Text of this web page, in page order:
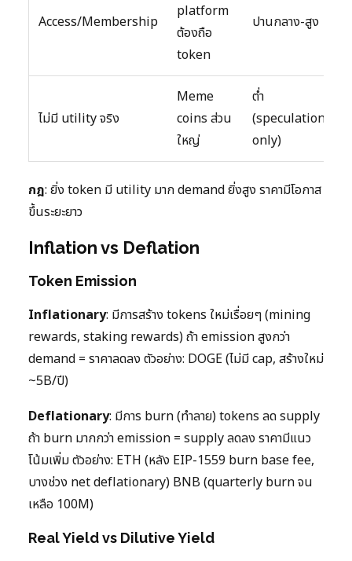
Access/Membership
platform
ต้องถือ
token
ปานกลาง-สูง
ไม่มี utility จริง
Meme
coins ส่วน
ใหญ่
ต่ำ
(speculation
only)
กฎ: ยิ่ง token มี utility มาก demand ยิ่งสูง ราคามีโอกาส
ขึ้นระยะยาว
Inflation vs Deflation
Token Emission
Inflationary: มีการสร้าง tokens ใหม่เรื่อยๆ (mining
rewards, staking rewards) ถ้า emission สูงกว่า
demand = ราคาลดลง ตัวอย่าง: DOGE (ไม่มี cap, สร้างใหม่
~5B/ปี)
Deflationary: มีการ burn (ทำลาย) tokens ลด supply
ถ้า burn มากกว่า emission = supply ลดลง ราคามีแนว
โน้มเพิ่ม ตัวอย่าง: ETH (หลัง EIP-1559 burn base fee,
บางช่วง net deflationary) BNB (quarterly burn จน
เหลือ 100M)
Real Yield vs Dilutive Yield